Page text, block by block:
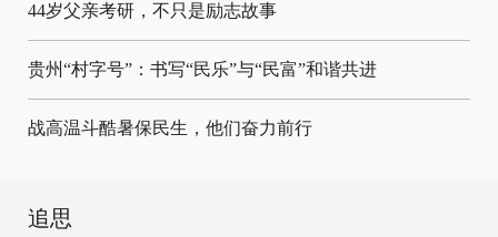
44岁父亲考研，不只是励志故事
贵州“村字号”：书写“民乐”与“民富”和谐共进
战高温斗酷暑保民生，他们奋力前行
追思